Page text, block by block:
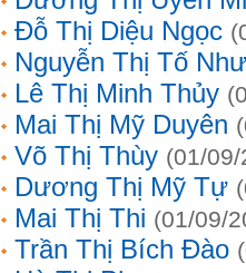
Đỗ Thị Diệu Ngọc
Nguyễn Thị Tố Như
Lê Thị Minh Thủy
Mai Thị Mỹ Duyên
Võ Thị Thùy (01/
Dương Thị Mỹ Tự
Mai Thị Thi (01/09/
Trần Thị Bích Đào